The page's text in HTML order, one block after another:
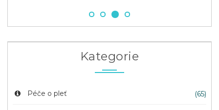
Kategorie
Péče o pleť (65)